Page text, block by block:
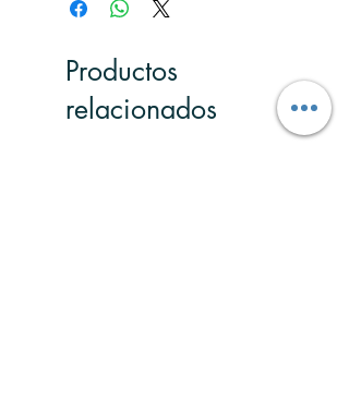
Productos
relacionados